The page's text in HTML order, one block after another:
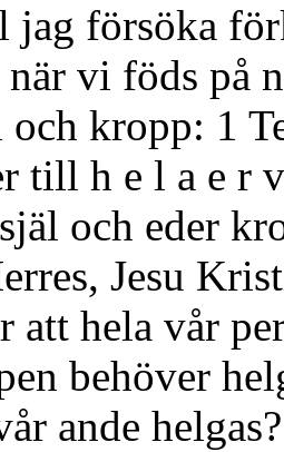
jag försöka
när vi föds på
och kropp: 1
till h e l a e r
och eder
Jesu
att hela vår
behöver
ande helgas?